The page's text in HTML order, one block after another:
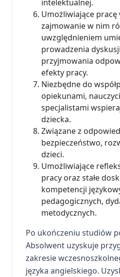
intelektualnej.
Umożliwiające pracę
zajmowanie w nim
uwzględnieniem
prowadzenia
przyjmowania
efekty pracy.
Niezbędne do
opiekunami,
specjalistami
dziecka.
Związane z
bezpieczeństwo,
dzieci.
Umożliwiające
pracy oraz stałe
kompetencji
pedagogicznych,
metodycznych.
Po ukończeniu studiów
Absolwent uzyskuje
zakresie
języka angielskiego.